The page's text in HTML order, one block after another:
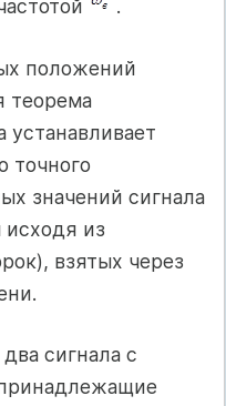
.
положений
теорема
устанавливает
точного
значений сигнала
из
взятых через
сигнала с